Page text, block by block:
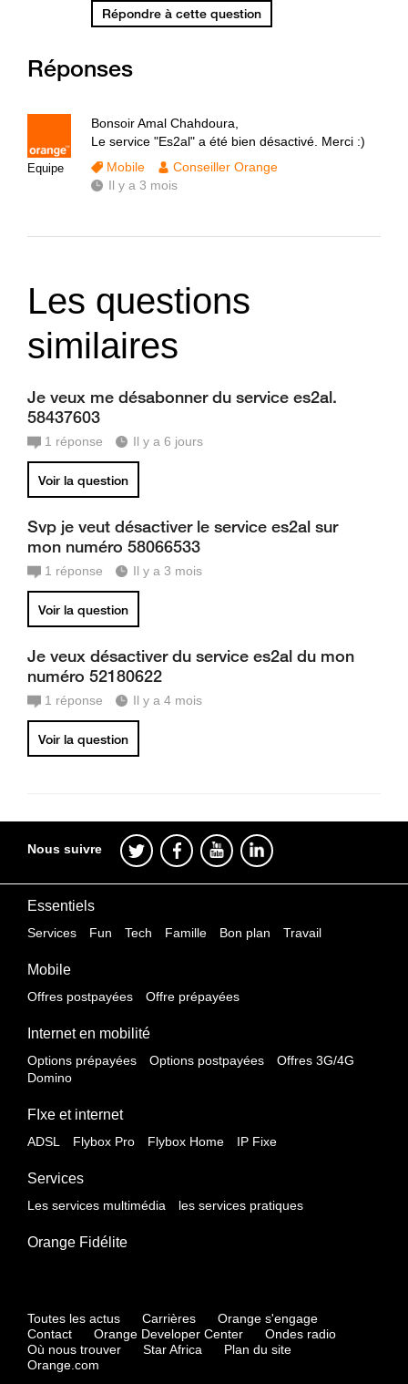
Répondre à cette question
Réponses
Equipe
Bonsoir Amal Chahdoura,
Le service "Es2al" a été bien désactivé. Merci :)
Mobile
Conseiller Orange
Il y a 3 mois
Les questions
similaires
Je veux me désabonner du service es2al.
58437603
1 réponse Il y a 6 jours
Voir la question
Svp je veut désactiver le service es2al sur
mon numéro 58066533
1 réponse Il y a 3 mois
Voir la question
Je veux désactiver du service es2al du mon
numéro 52180622
1 réponse Il y a 4 mois
Voir la question
Nous suivre
Essentiels
Services Fun Tech Famille Bon plan Travail
Mobile
Offres postpayées Offre prépayées
Internet en mobilité
Options prépayées Options postpayées
Offres 3G/4G
Domino
FIxe et internet
ADSL Flybox Pro Flybox Home IP Fixe
Services
Les services multimédia les services pratiques
Orange Fidélite
Toutes les actus Carrières
Orange s'engage
Contact
Orange Developer Center
Ondes radio
Où nous trouver
Star Africa
Plan du site
Orange.com